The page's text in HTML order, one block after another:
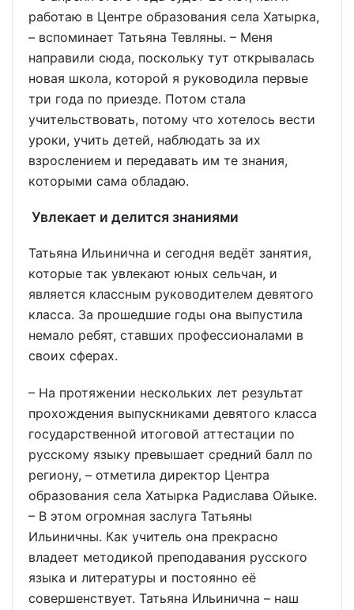
работаю в Центре образования села Хатырка,
– вспоминает Татьяна Тевляны. – Меня
направили сюда, поскольку тут открывалась
новая школа, которой я руководила первые
три года по приезде. Потом стала
учительствовать, потому что хотелось вести
уроки, учить детей, наблюдать за их
взрослением и передавать им те знания,
которыми сама обладаю.
Увлекает и делится знаниями
Татьяна Ильинична и сегодня ведёт занятия,
которые так увлекают юных сельчан, и
является классным руководителем девятого
класса. За прошедшие годы она выпустила
немало ребят, ставших профессионалами в
своих сферах.
– На протяжении нескольких лет результат
прохождения выпускниками девятого класса
государственной итоговой аттестации по
русскому языку превышает средний балл по
региону, – отметила директор Центра
образования села Хатырка Радислава Ойыке.
– В этом огромная заслуга Татьяны
Ильиничны. Как учитель она прекрасно
владеет методикой преподавания русского
языка и литературы и постоянно её
совершенствует. Татьяна Ильинична – наш